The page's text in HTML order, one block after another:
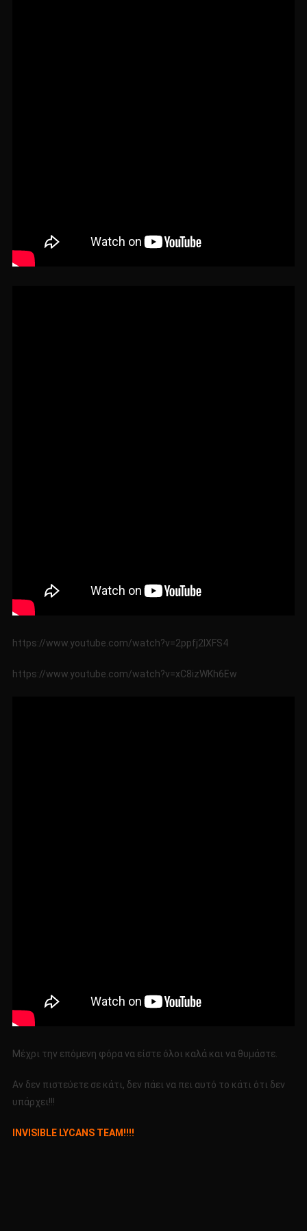
https://www.youtube.com/watch?v=2ppfj2IXFS4
https://www.youtube.com/watch?v=xC8izWKh6Ew
Μέχρι την επόμενη φόρα να είστε όλοι καλά και να θυμάστε.
Αν δεν πιστεύετε σε κάτι, δεν πάει να πει αυτό το κάτι ότι δεν
υπάρχει!!!
INVISIBLE LYCANS TEAM!!!!